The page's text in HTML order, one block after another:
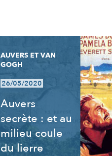
AUVERS ET VAN
GOGH
26/05/2020
Auvers
secrète : et au
milieu coule
du lierre